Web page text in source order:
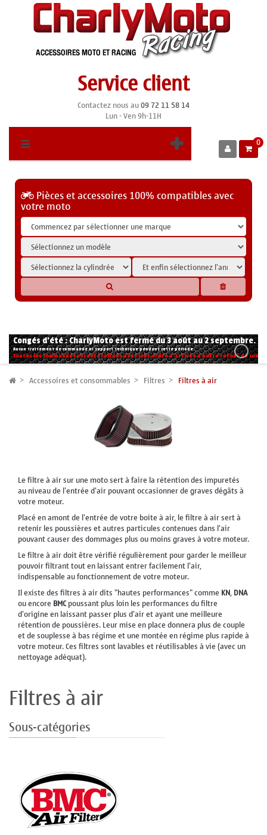
Service client
Contactez nous au09 72 11 58 14
Lun - Ven 9h-11H
0
Pièces et accessoires 100% compatibles avec
votre moto
Congés d'été : CharlyMoto est fermé du 3 août au 2 septembre.
Aucun traitement de commande ni support technique pendant cette période.
Toutes les commandes seront traitées dans leur ordre d'arrivée à notre retour de
Accessoires et consommables Filtres Filtres à air
Le filtre à air sur une moto sert à faire la rétention des impuretés
au niveau de l'entrée d'air pouvant occasionner de graves dégâts à
votre moteur.
Placé en amont de l'entrée de votre boite à air, le filtre à air sert à
retenir les poussières et autres particules contenues dans l'air
pouvant causer des dommages plus ou moins graves à votre moteur.
Le filtre à air doit être vérifié régulièrement pour garder le meilleur
pouvoir filtrant tout en laissant entrer facilement l'air,
indispensable au fonctionnement de votre moteur.
Il existe des filtres à air dits "hautes performances" comme KN,DNA
ou encore BMCpoussant plus loin les performances du filtre
d'origine en laissant passer plus d'air et ayant une meilleure
rétention de poussières. Leur mise en place donnera plus de couple
et de souplesse à bas régime et une montée en régime plus rapide à
votre moteur. Ces filtres sont lavables et réutilisables à vie (avec un
nettoyage adéquat).
Filtres à air
Sous-catégories